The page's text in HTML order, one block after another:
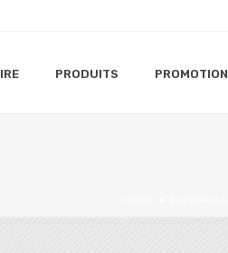
PRODUITS PROMOTION